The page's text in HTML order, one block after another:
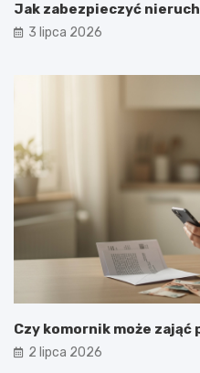
Jak zabezpieczyć
3 lipca 2026
Czy komornik może zająć
2 lipca 2026